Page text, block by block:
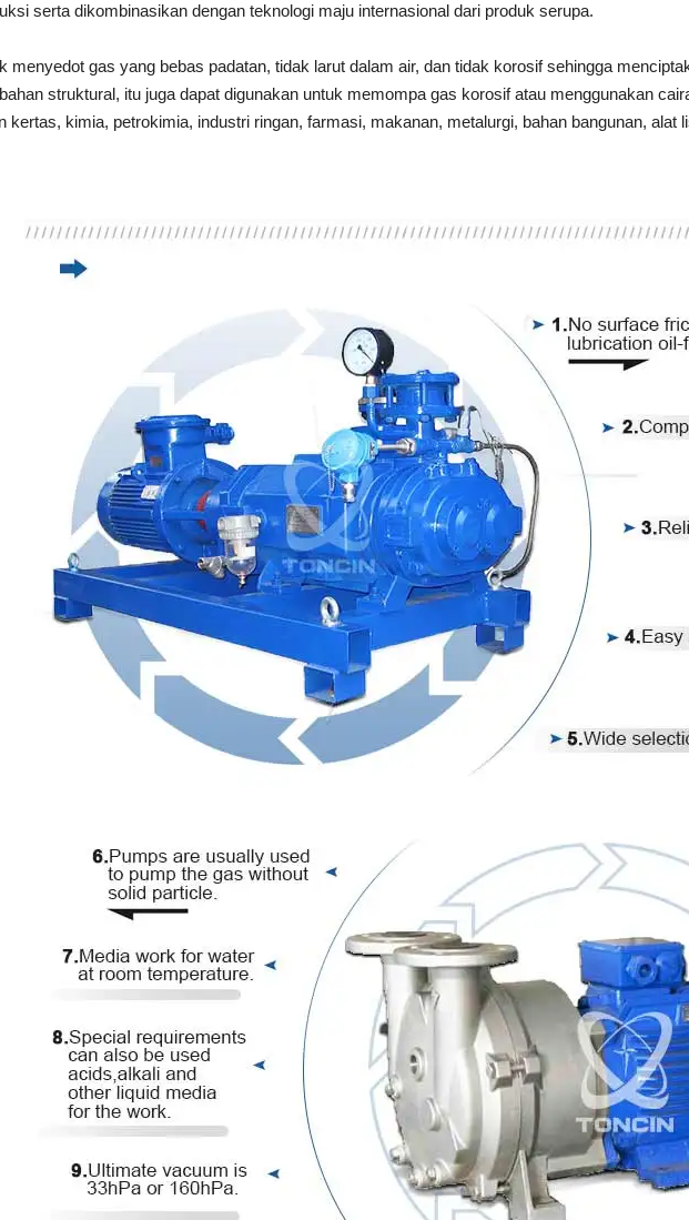
serta dikombinasikan dengan teknologi maju internasional dari produk serupa.
menyedot gas yang bebas padatan, tidak larut dalam air, dan tidak korosif sehingga
struktural, itu juga dapat digunakan untuk memompa gas korosif atau menggunakan
kertas, kimia, petrokimia, industri ringan, farmasi, makanan, metalurgi, bahan bangunan, alat